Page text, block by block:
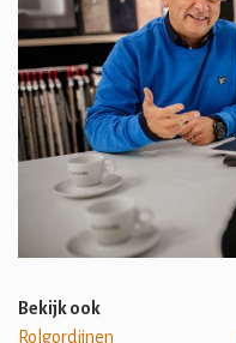
Bekijk ook
Rolgordijnen